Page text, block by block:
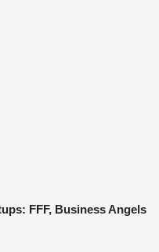
FFF, Business Angels